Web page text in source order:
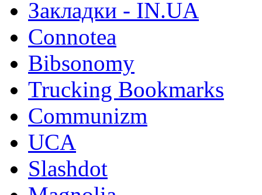
Закладки - IN.UA
Connotea
Bibsonomy
Trucking Bookmarks
Communizm
UCA
Slashdot